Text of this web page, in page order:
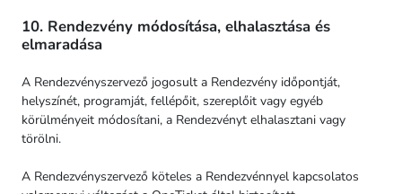
10. Rendezvény módosítása, elhalasztása és
elmaradása
A Rendezvényszervező jogosult a Rendezvény időpontját,
helyszínét, programját, fellépőit, szereplőit vagy egyéb
körülményeit módosítani, a Rendezvényt elhalasztani vagy
törölni.
A Rendezvényszervező köteles a Rendezvénnyel kapcsolatos